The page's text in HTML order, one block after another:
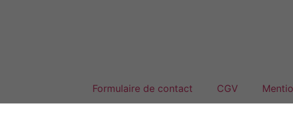
Formulaire de contact CGV